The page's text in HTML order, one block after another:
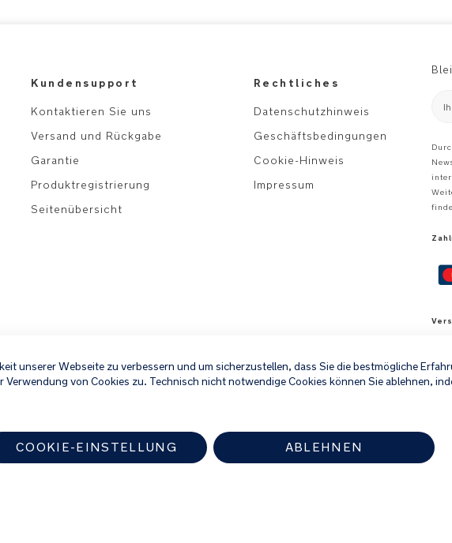
Kundensupport
Kontaktieren Sie uns
Versand und Rückgabe
Garantie
Produktregistrierung
Seitenübersicht
Rechtliches
Datenschutzhinweis
Geschäftsbedingungen
Cookie-Hinweis
Impressum
unserer Webseite zu verbessern und um sicherzustellen, dass Sie die bestmögliche
von Cookies zu. Technisch nicht notwendige Cookies können Sie ablehnen,
COOKIE-EINSTELLUNG ABLEHNEN